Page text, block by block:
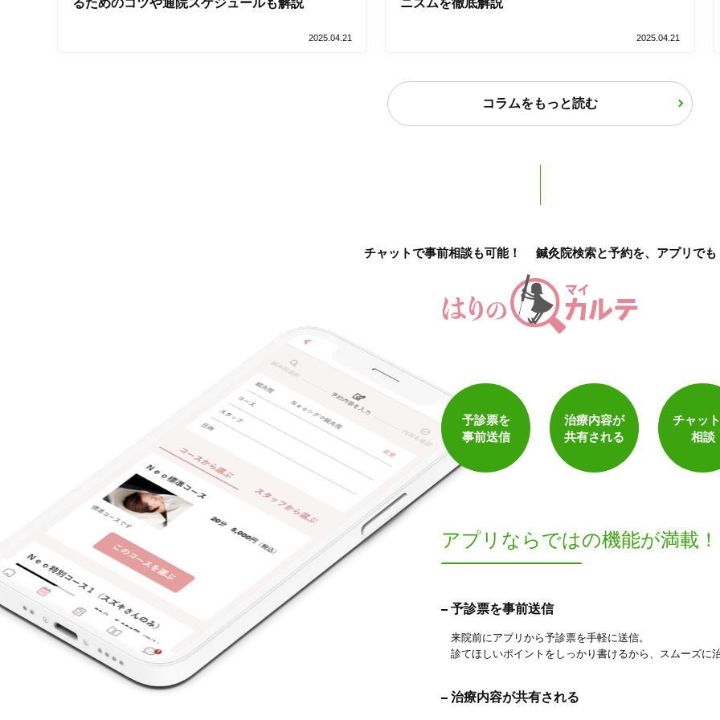
るためのコツや通院スケジュールも解説
2025.04.21
ニズムを徹底解説
2025.04.21
コラムをもっと読む
チャットで事前相談も可能！ 鍼灸院検索と予約を、アプリでも
予診票を
事前送信
治療内容が
共有される
チャッ
相談
アプリならではの機能が満載！
予診票を事前送信
来院前にアプリから予診票を手軽に送信。
診てほしいポイントをしっかり書けるから、スムーズに
治療内容が共有される